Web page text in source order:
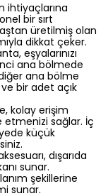
ihtiyaçlarına
bir sırt
üretilmiş olan
dikkat çeker.
eşyalarınızı
ana bölmede
ana bölme
bir adet açık
kolay erişim
etmenizi sağlar. İç
küçük
dışarıda
sunar.
şekillerine
sunar.